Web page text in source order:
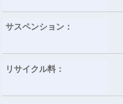
サスペンション：
リサイクル料：